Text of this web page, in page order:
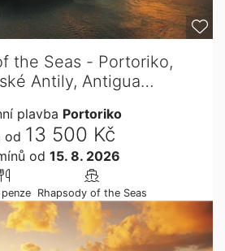
the Seas - Portoriko,
Antily, Antigua…
plavba Portoriko
od 13 500 Kč
od 15. 8. 2026
Rhapsody of the Seas